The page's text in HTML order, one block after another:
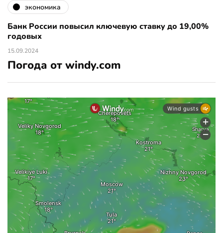
экономика
Банк России повысил ключевую ставку до 19,00%
годовых
15.09.2024
Погода от windy.com